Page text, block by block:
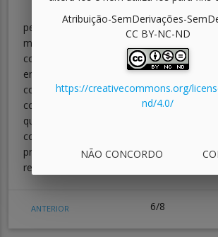
Atribuição-SemDerivações-
CC BY-NC-ND
https://creativecommons.org/
nd/4.0/
NÃO CONCORDO
Nesta aula, você estudou os
periféricos e o seu relacionamento com
memórias, de modo a compor sistemas
completos. A partir deste momento,
entender quais são e por que são
componentes que formam
computacional. Isso significa dizer que,
quando você for programar um
como os dados são fornecidos à
processados e como os algoritmos
resultados das operações que executam.
ANTERIOR 6/8